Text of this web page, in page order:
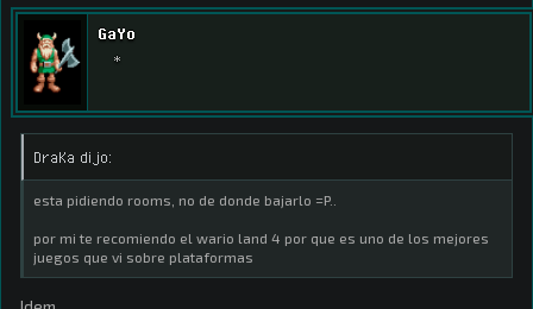
GaYo
*
DraKa dijo:
esta pidiendo rooms, no de donde bajarlo =P..
por mi te recomiendo el wario land 4 por que es uno de los mejores
juegos que vi sobre plataformas